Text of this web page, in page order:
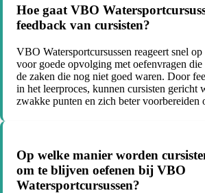
Hoe gaat VBO
feedback van cursisten?
VBO Watersportcursussen reageert snel
voor goede opvolging met oefenvragen die
de zaken die nog niet goed waren. Door
in het leerproces, kunnen cursisten gericht
zwakke punten en zich beter voorbereiden
Op welke manier worden
om te blijven oefenen bij VBO
Watersportcursussen?